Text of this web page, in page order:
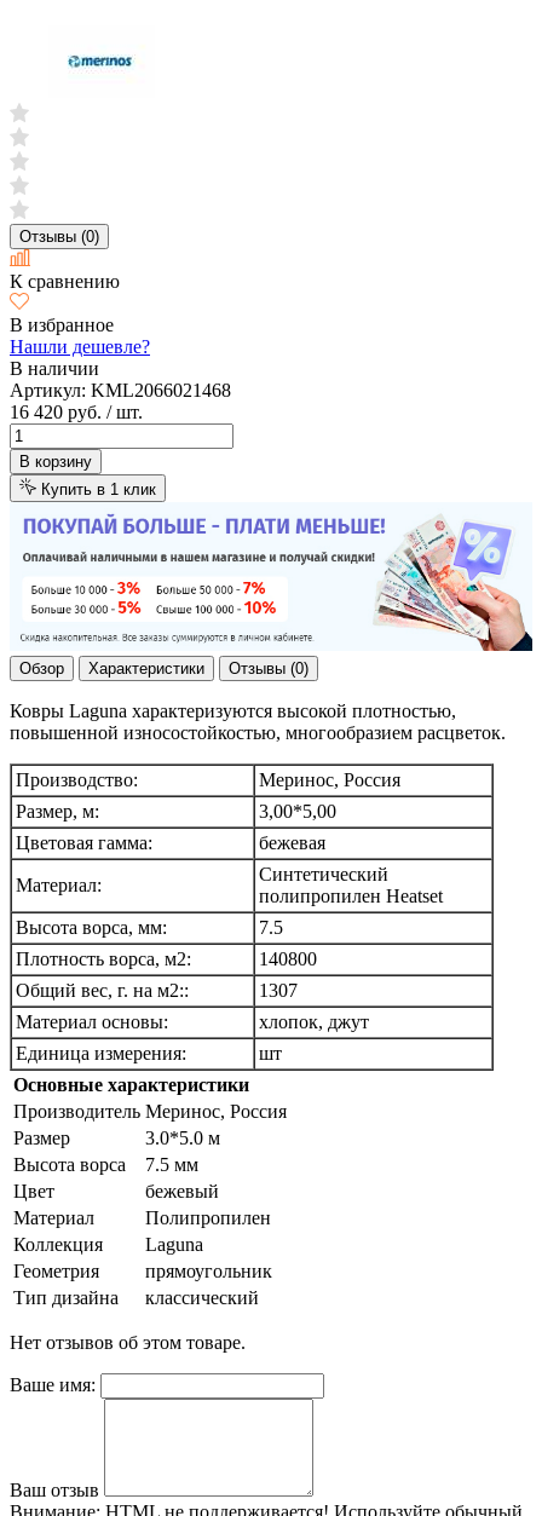
Отзывы (0)
К сравнению
В избранное
Нашли дешевле?
В наличии
Артикул: KML2066021468
16 420 руб. / шт.
В корзину
Купить в 1 клик
Обзор Характеристики Отзывы (0)
Ковры Laguna характеризуются высокой плотностью,
повышенной износостойкостью, многообразием расцветок.
Производство:
Меринос, Россия
Размер, м:
3,00*5,00
Цветовая гамма:
бежевая
Материал:
Синтетический
полипропилен Heatset
Высота ворса, мм:
7.5
Плотность ворса, м2:
140800
Общий вес, г. на м2::
1307
Материал основы:
хлопок, джут
Единица измерения:
шт
Основные характеристики
Производитель Меринос, Россия
Размер
3.0*5.0 м
Высота ворса
7.5 мм
Цвет
бежевый
Материал
Полипропилен
Коллекция
Laguna
Геометрия
прямоугольник
Тип дизайна
классический
Нет отзывов об этом товаре.
Ваше имя:
Ваш отзыв